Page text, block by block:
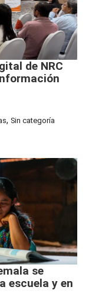
de NRC
, Sin categoría
se
escuela y en